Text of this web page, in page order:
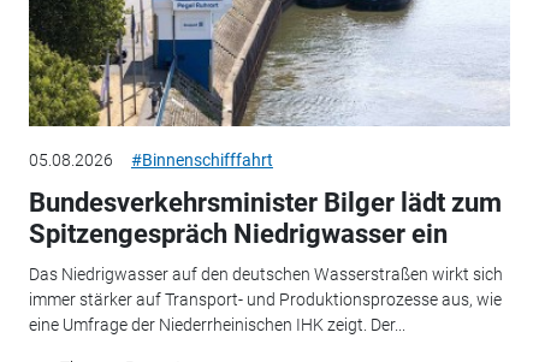
05.08.2026 #Binnenschifffahrt
Bundesverkehrsminister Bilger lädt zum
Spitzengespräch Niedrigwasser ein
Das Niedrigwasser auf den deutschen Wasserstraßen wirkt sich
immer stärker auf Transport- und Produktionsprozesse aus, wie
eine Umfrage der Niederrheinischen IHK zeigt. Der...